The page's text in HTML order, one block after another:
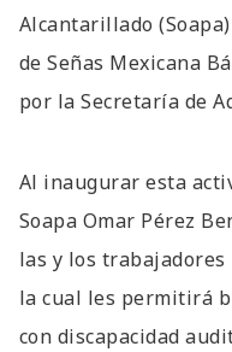
Alcantarillado
de Señas Mexicana
por la Secretaría de
Al inaugurar esta
Soapa Omar Pérez
las y los
la cual les permitirá
con discapacidad